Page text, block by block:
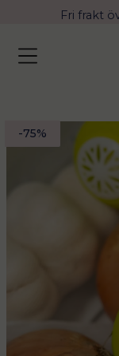
Fri frakt
-75%